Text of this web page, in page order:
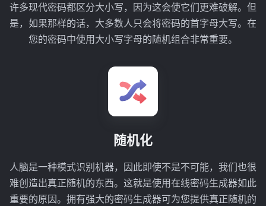
许多现代密码都区分大小写，因为这会使它们更难破解。但
是，如果那样的话，大多数人只会将密码的首字母大写。在
您的密码中使用大小写字母的随机组合非常重要。
随机化
人脑是一种模式识别机器，因此即使不是不可能，我们也很
难创造出真正随机的东西。这就是使用在线密码生成器如此
重要的原因。拥有强大的密码生成器可为您提供真正随机的